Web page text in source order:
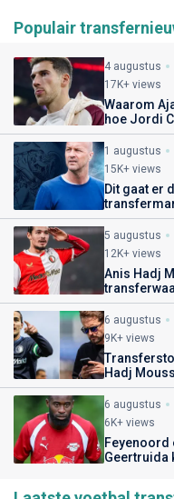
Populair
4 augustus
17K+ views
Waarom
hoe Jordi
1 augustus
15K+ views
Dit gaat er
5 augustus
12K+ views
Anis Hadj
6 augustus
9K+ views
Hadj
6 augustus
6K+ views
Feyenoord
Geertruida